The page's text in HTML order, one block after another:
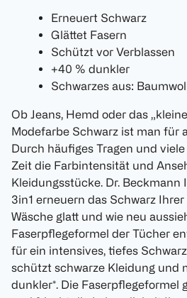
Erneuert Schwarz
Glättet Fasern
Schützt vor Verblassen
+40 % dunkler
Schwarzes aus:
Ob Jeans, Hemd oder das
Modefarbe Schwarz ist man für
Durch häufiges Tragen und
Zeit die Farbintensität und
Kleidungsstücke. Dr.
3in1 erneuern das Schwarz
Wäsche glatt und wie neu
Faserpflegeformel der Tücher
für ein intensives, tiefes
schützt schwarze Kleidung und
dunkler*. Die Faserpflegeformel